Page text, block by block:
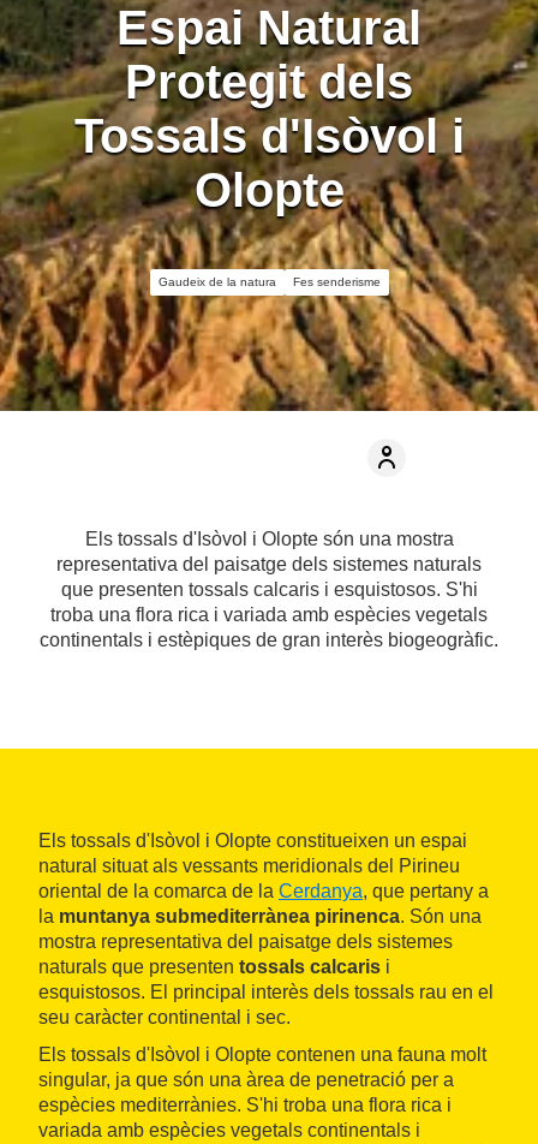
Espai Natural
Protegit dels
Tossals d'Isòvol i
Olopte
Gaudeix de la natura Fes senderisme
Els tossals d'Isòvol i Olopte són una mostra
representativa del paisatge dels sistemes naturals
que presenten tossals calcaris i esquistosos. S'hi
troba una flora rica i variada amb espècies vegetals
continentals i estèpiques de gran interès biogeogràfic.
Els tossals d'Isòvol i Olopte constitueixen un espai
natural situat als vessants meridionals del Pirineu
oriental de la comarca de la Cerdanya, que pertany a
la muntanya submediterrànea pirinenca. Són una
mostra representativa del paisatge dels sistemes
naturals que presenten tossals calcaris i
esquistosos. El principal interès dels tossals rau en el
seu caràcter continental i sec.
Els tossals d'Isòvol i Olopte contenen una fauna molt
singular, ja que són una àrea de penetració per a
espècies mediterrànies. S'hi troba una flora rica i
variada amb espècies vegetals continentals i